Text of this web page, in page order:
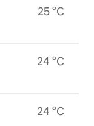
25 °C
24 °C
24 °C